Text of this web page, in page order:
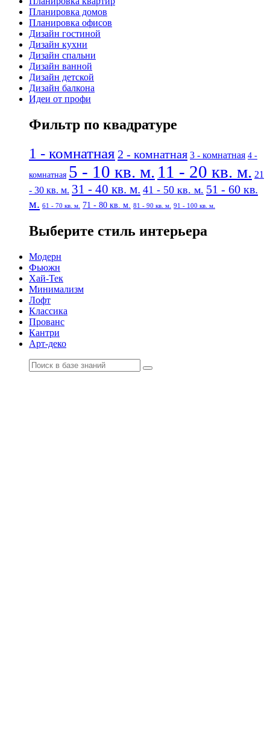
Планировка домов
Планировка офисов
Дизайн гостиной
Дизайн кухни
Дизайн спальни
Дизайн ванной
Дизайн детской
Дизайн балкона
Идеи от профи
Фильтр по квадратуре
1 - комнатная 2 - комнатная 3 - комнатная 4 -
комнатная 5 - 10 кв. м. 11 - 20 кв. м. 21
- 30 кв. м. 31 - 40 кв. м. 41 - 50 кв. м. 51 - 60 кв.
м. 61 - 70 кв. м. 71 - 80 кв. м. 81 - 90 кв. м. 91 - 100 кв. м.
Выберите стиль интерьера
Модерн
Фьюжн
Хай-Тек
Минимализм
Лофт
Классика
Прованс
Кантри
Арт-деко